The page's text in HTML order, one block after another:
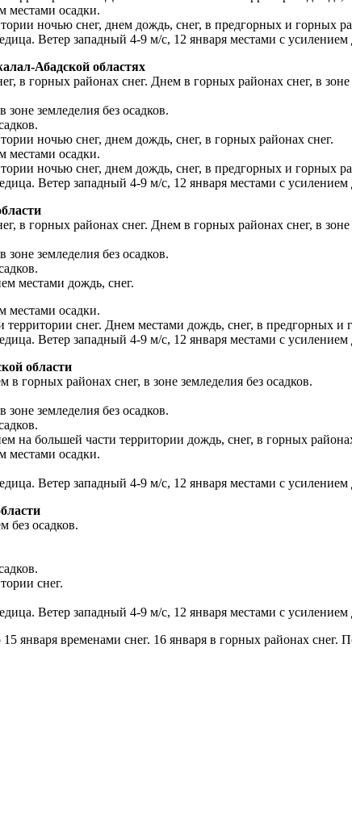
местами осадки.
ночью снег, днем дождь, снег, в предгорных и горных
Ветер западный 4-9 м/с, 12 января местами с усилением
Абадской областях
в горных районах снег. Днем в горных районах снег, в
земледелия без осадков.
ночью снег, днем дождь, снег, в горных районах снег.
местами осадки.
ночью снег, днем дождь, снег, в предгорных и горных
Ветер западный 4-9 м/с, 12 января местами с усилением
в горных районах снег. Днем в горных районах снег, в
земледелия без осадков.
местами дождь, снег.
местами осадки.
территории снег. Днем местами дождь, снег, в предгорных и
Ветер западный 4-9 м/с, 12 января местами с усилением
области
горных районах снег, в зоне земледелия без осадков.
земледелия без осадков.
на большей части территории дождь, снег, в горных
местами осадки.
Ветер западный 4-9 м/с, 12 января местами с усилением
без осадков.
снег.
Ветер западный 4-9 м/с, 12 января местами с усилением
января временами снег. 16 января в горных районах снег.